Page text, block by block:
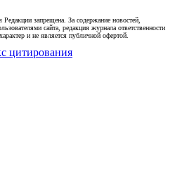
Редакции запрещена. За содержание новостей,
сайта, редакция журнала ответственности
и не является публичной офертой.